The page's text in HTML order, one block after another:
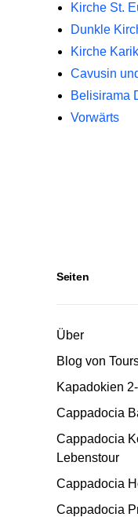
Kirche St.
Dunkle
Kirche Karik
Cavusin
Belisirama
Vorwärts
Seiten
Über
Blog von
Kapadokien
Cappadocia
Cappadocia
Lebenstour
Cappadocia
Cappadocia